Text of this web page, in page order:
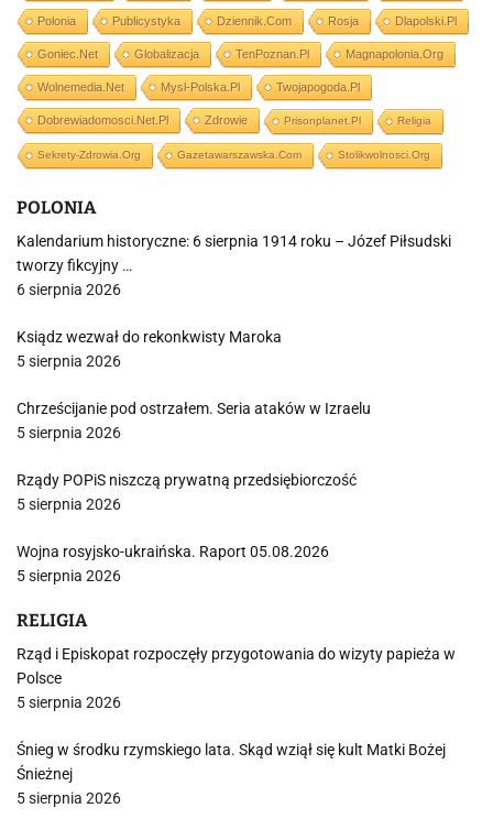
Polonia Publicystyka Dziennik.com Rosja Dlapolski.pl
Goniec.net Globalizacja TenPoznan.pl Magnapolonia.org
Wolnemedia.net Mysl-Polska.pl Twojapogoda.pl
Dobrewiadomosci.net.pl Zdrowie Prisonplanet.pl Religia
Sekrety-Zdrowia.org Gazetawarszawska.com Stolikwolnosci.org
POLONIA
Kalendarium historyczne: 6 sierpnia 1914 roku – Józef Piłsudski
tworzy fikcyjny …
6 sierpnia 2026
Ksiądz wezwał do rekonkwisty Maroka
5 sierpnia 2026
Chrześcijanie pod ostrzałem. Seria ataków w Izraelu
5 sierpnia 2026
Rządy POPiS niszczą prywatną przedsiębiorczość
5 sierpnia 2026
Wojna rosyjsko-ukraińska. Raport 05.08.2026
5 sierpnia 2026
RELIGIA
Rząd i Episkopat rozpoczęły przygotowania do wizyty papieża w
Polsce
5 sierpnia 2026
Śnieg w środku rzymskiego lata. Skąd wziął się kult Matki Bożej
Śnieżnej
5 sierpnia 2026